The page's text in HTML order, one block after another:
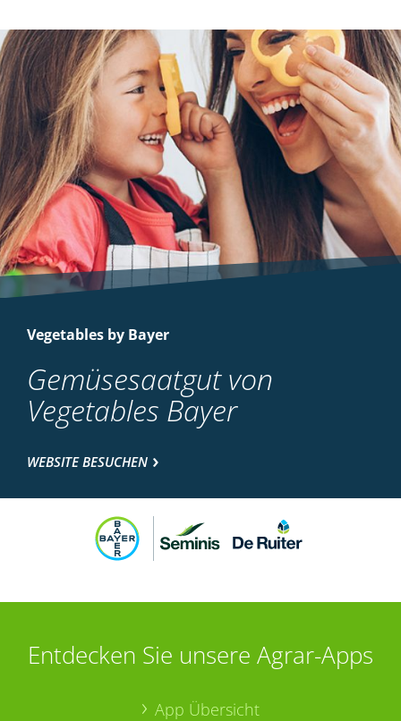
Vegetables by Bayer
Gemüsesaatgut von
Vegetables Bayer
WEBSITE BESUCHEN
Entdecken Sie unsere Agrar-Apps
App Übersicht